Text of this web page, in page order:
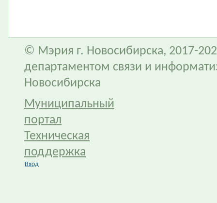
© Мэрия г. Новосибирска, 2017-
департаментом связи и
Новосибирска
Муниципальный
портал
Техническая
поддержка
Вход